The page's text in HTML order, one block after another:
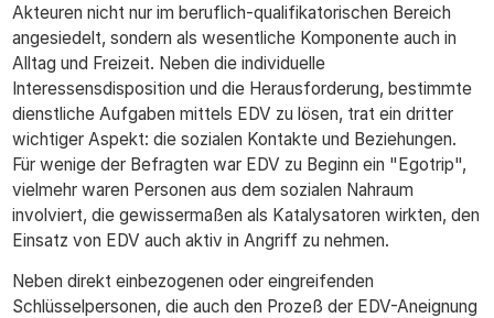
Akteuren nicht nur im beruflich-qualifikatorischen Bereich
angesiedelt, sondern als wesentliche Komponente auch in
Alltag und Freizeit. Neben die individuelle
Interessensdisposition und die Herausforderung, bestimmte
dienstliche Aufgaben mittels EDV zu lösen, trat ein dritter
wichtiger Aspekt: die sozialen Kontakte und Beziehungen.
Für wenige der Befragten war EDV zu Beginn ein "Egotrip",
vielmehr waren Personen aus dem sozialen Nahraum
involviert, die gewissermaßen als Katalysatoren wirkten, den
Einsatz von EDV auch aktiv in Angriff zu nehmen.
Neben direkt einbezogenen oder eingreifenden
Schlüsselpersonen, die auch den Prozeß der EDV-Aneignung